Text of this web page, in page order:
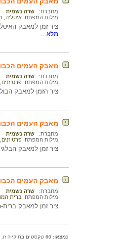
מחברת:
שרה נשמית
מילות המפתח: איטליה
ציר זמן למאבק
מלא...
מאבק העמים
מחברת:
שרה נשמית
מילות המפתח: פרטיזנים
ציר הזמן למאבק הבולגרים
מאבק העמים
מחברת:
שרה נשמית
מילות המפתח: פרטיזנים
ציר זמן למאבק הבלגים
מאבק העמים
מחברת:
שרה נשמית
מילות המפתח: ברית
ציר זמן למאבק ברית-
נמצאו: